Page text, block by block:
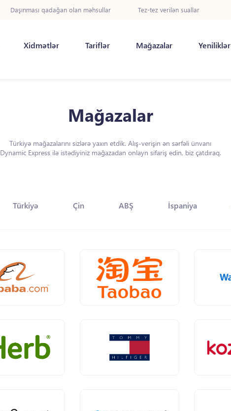
Daşınması qadağan olan məhsullar Tez-tez verilən suallar
Xidmətlər Tariflər Mağazalar Yeniliklər
Mağazalar
Türkiyə mağazalarını sizlərə yaxın etdik. Alış-verişin ən sərfəli ünvanı
Dynamic Express ilə istədiyiniz mağazadan onlayn sifariş edin, biz çatdıraq.
Türkiyə Çin ABŞ İspaniya